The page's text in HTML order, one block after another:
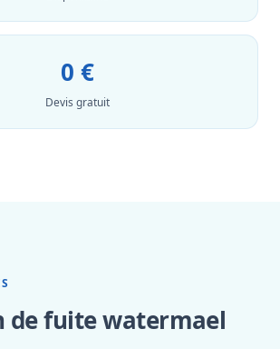
0 €
Devis gratuit
de fuite watermael